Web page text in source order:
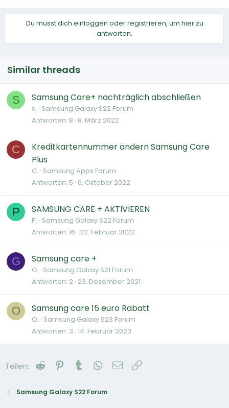
Du musst dich einloggen oder registrieren, um hier zu
antworten.
Similar threads
S Samsung Care+ nachträglich abschließen
s. Samsung Galaxy S22 Forum
Antworten 8 8. März 2022
C
Kreditkartennummer ändern Samsung Care
Plus
C. Samsung Apps Forum
Antworten 5 6. Oktober 2022
P SAMSUNG CARE + AKTIVIEREN
P. Samsung Galaxy S22 Forum
Antworten 16 22. Februar 2022
G Samsung care +
G. Samsung Galaxy S21 Forum
Antworten 2 23. Dezember 2021
O Samsung care 15 euro Rabatt
O. Samsung Galaxy S23 Forum
Antworten 3 14. Februar 2023
Teilen: Reddit Pinterest
Tumblr WhatsApp
E-Mail
Samsung Galaxy S22 Forum